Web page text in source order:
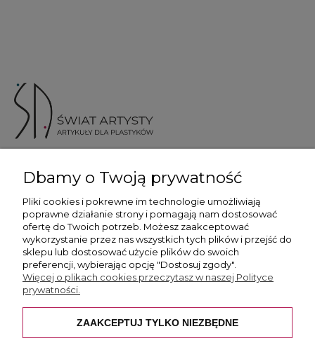
Więcej informacji
Płatność i dostawa
Pomoc
Dbamy o Twoją prywatność
Pliki cookies i pokrewne im technologie umożliwiają
poprawne działanie strony i pomagają nam dostosować
ofertę do Twoich potrzeb. Możesz zaakceptować
wykorzystanie przez nas wszystkich tych plików i przejść do
sklepu lub dostosować użycie plików do swoich
preferencji, wybierając opcję "Dostosuj zgody".
Więcej o plikach cookies przeczytasz w naszej Polityce
prywatności.
ZAAKCEPTUJ TYLKO NIEZBĘDNE